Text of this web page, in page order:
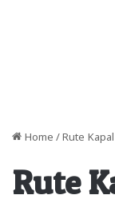
Home / Rute
Rute